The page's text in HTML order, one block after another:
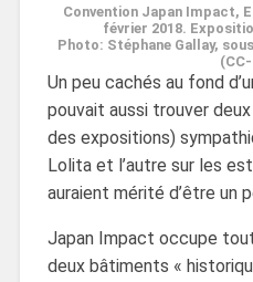
Convention Japan Impact,
février 2018.
Photo: Stéphane Gallay,
Un peu cachés au fond
pouvait aussi trouver
des expositions)
Lolita et l’autre sur les
auraient mérité d’être un
Japan Impact occupe
deux bâtiments «